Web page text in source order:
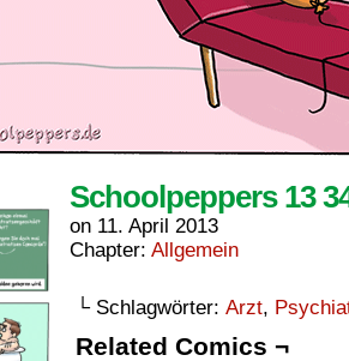
Schoolpeppers 13
on 11. April 2013
Chapter: Allgemein
└ Schlagwörter: Arzt,
Related Comics ¬